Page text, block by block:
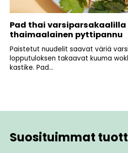
Pad thai varsiparsakaalilla
thaimaalainen pyttipannu
Paistetut nuudelit saavat väriä
lopputuloksen takaavat kuuma
kastike. Pad...
Suosituimmat